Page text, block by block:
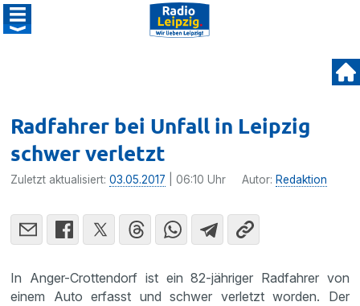
Radfahrer bei Unfall in Leipzig
schwer verletzt
Zuletzt aktualisiert:03.05.2017 | 06:10 Uhr Autor: Redaktion
In Anger-Crotten­dorf ist ein 82-jähriger Radfahrer von
einem Auto erfasst und schwer verletzt worden. Der